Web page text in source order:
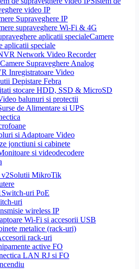
video IP
Supraveghere IP
supraveghere Wi-Fi & 4G
Camere
aplicatii speciale
Network Video Recorder
Camere Supraveghere Analog
Inregistratoare Video
Depistare Febra
stocare HDD, SSD & MicroSD
balunuri si protectii
de Alimentare si UPS
si Adaptoare Video
jonctiuni si cabinete
si videodecodere
Solutii MikroTik
Switch-uri PoE
uri
wireless IP
Wi-Fi si accesorii USB
metalice (rack-uri)
rack-uri
active FO
LAN RJ si FO